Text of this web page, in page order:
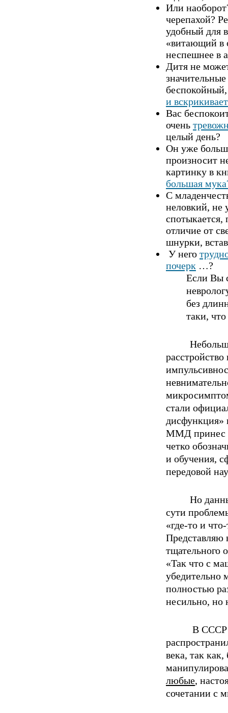
Или
черепахой?
удобный для
«витающий в
неспешнее в
Дитя не
и
Вac
очень
целый день?
Он уже
произносит
картинку в
большая
С
неловкий, не
спотыкается,
отличие от
шнурки,
У него
почерк …?
Если Вы
без
таки,
стали
дисфункция»
ММД принес
четко
и обучения,
передовой
Но
сути
«где-то и
Представляю
тщательного
«Так что с
убедительно
полностью
несильно, но
В СССР
века, так
любые,
сочетании с